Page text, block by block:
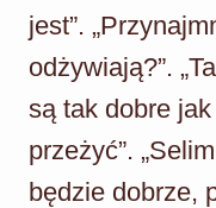
jest”.
odżywiają?”.
są tak dobre
przeżyć”.
będzie dobrze,